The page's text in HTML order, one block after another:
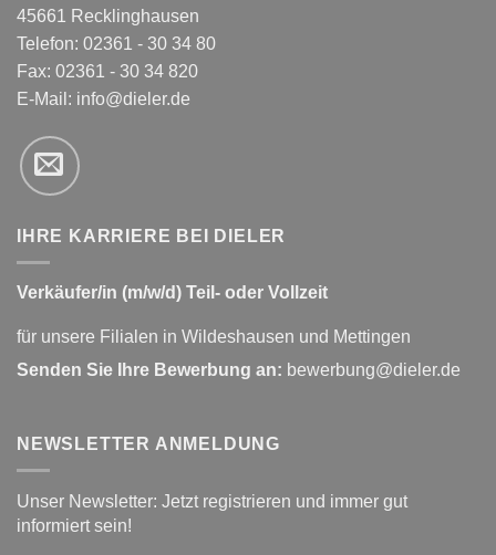
45661 Recklinghausen
Telefon: 02361 - 30 34 80
Fax: 02361 - 30 34 820
E-Mail: info@dieler.de
IHRE KARRIERE BEI DIELER
Verkäufer/in (m/w/d) Teil- oder Vollzeit
für unsere Filialen in Wildeshausen und Mettingen
Senden Sie Ihre Bewerbung an: bewerbung@dieler.de
NEWSLETTER ANMELDUNG
Unser Newsletter: Jetzt registrieren und immer gut
informiert sein!